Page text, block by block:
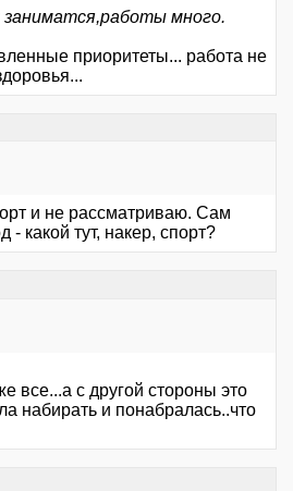
заниматся,работы много.
приоритеты... работа не
и не рассматриваю. Сам
- какой тут, накер, спорт?
все...а с другой стороны это
набирать и понабралась..что